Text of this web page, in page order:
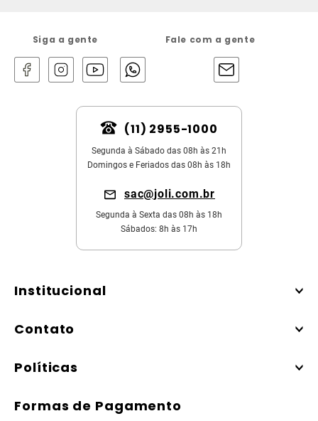
Siga a gente Fale com a gente
(11) 2955-1000
Segunda à Sábado das 08h às 21h
Domingos e Feriados das 08h às 18h
sac@joli.com.br
Segunda à Sexta das 08h às 18h
Sábados: 8h às 17h
Institucional
Contato
Políticas
Formas de Pagamento